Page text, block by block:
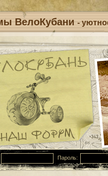
ВелоКубани -
Пароль: